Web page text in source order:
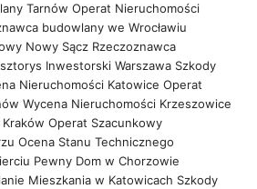
Tarnów Operat Nieruchomości
budowlany we Wrocławiu
Nowy Sącz Rzeczoznawca
Inwestorski Warszawa Szkody
Nieruchomości Katowice Operat
Wycena Nieruchomości Krzeszowice
Operat Szacunkowy
Ocena Stanu Technicznego
Pewny Dom w Chorzowie
Mieszkania w Katowicach Szkody